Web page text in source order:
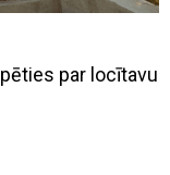
par locītavu